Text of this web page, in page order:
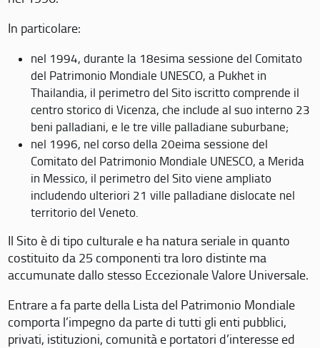
In particolare:
nel 1994, durante la 18esima sessione del Comitato
del Patrimonio Mondiale UNESCO, a Pukhet in
Thailandia, il perimetro del Sito iscritto comprende il
centro storico di Vicenza, che include al suo interno 23
beni palladiani, e le tre ville palladiane suburbane;
nel 1996, nel corso della 20eima sessione del
Comitato del Patrimonio Mondiale UNESCO, a Merida
in Messico, il perimetro del Sito viene ampliato
includendo ulteriori 21 ville palladiane dislocate nel
territorio del Veneto.
Il Sito è di tipo culturale e ha natura seriale in quanto
costituito da 25 componenti tra loro distinte ma
accumunate dallo stesso Eccezionale Valore Universale.
Entrare a fa parte della Lista del Patrimonio Mondiale
comporta l’impegno da parte di tutti gli enti pubblici,
privati, istituzioni, comunità e portatori d’interesse ed